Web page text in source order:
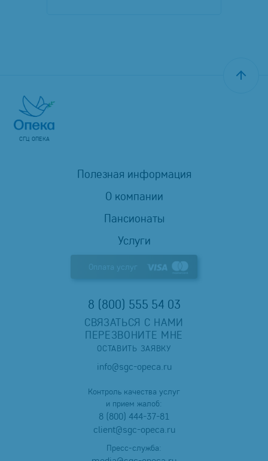
СГЦ ОПЕКА
Пансионаты
Услуги
Полезная информация
О компании
Оплата услуг
8 (800) 555 54 03
СВЯЗАТЬСЯ С НАМИ
ПЕРЕЗВОНИТЕ МНЕ
ОСТАВИТЬ ЗАЯВКУ
info@sgc-opeca.ru
Контроль качества услуг
и прием жалоб:
8 (800) 444-37-81
client@sgc-opeca.ru
Пресс-служба: